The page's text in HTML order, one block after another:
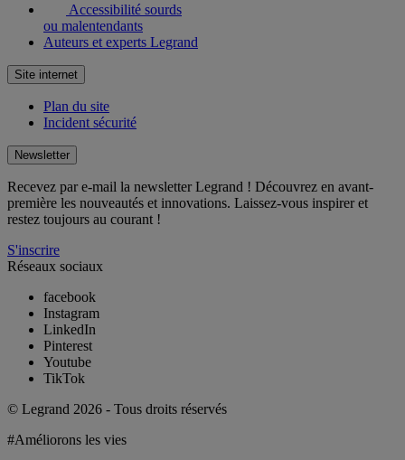
Accessibilité sourds
ou malentendants
Auteurs et experts Legrand
Site internet
Plan du site
Incident sécurité
Newsletter
Recevez par e-mail la newsletter Legrand ! Découvrez en avant-
première les nouveautés et innovations. Laissez-vous inspirer et
restez toujours au courant !
S'inscrire
Réseaux sociaux
facebook
Instagram
LinkedIn
Pinterest
Youtube
TikTok
© Legrand 2026 - Tous droits réservés
#Améliorons les vies